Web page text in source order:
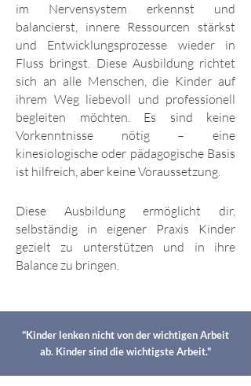
im Nervensystem erkennst und
balancierst, innere Ressourcen stärkst
und Entwicklungsprozesse wieder in
Fluss bringst. Diese Ausbildung richtet
sich an alle Menschen, die Kinder auf
ihrem Weg liebevoll und professionell
begleiten möchten. Es sind keine
Vorkenntnisse nötig – eine
kinesiologische oder pädagogische Basis
ist hilfreich, aber keine Voraussetzung.
Diese Ausbildung ermöglicht dir,
selbständig in eigener Praxis Kinder
gezielt zu unterstützen und in ihre
Balance zu bringen.
"Kinder lenken nicht von der wichtigen Arbeit
ab. Kinder sind die wichtigste Arbeit."